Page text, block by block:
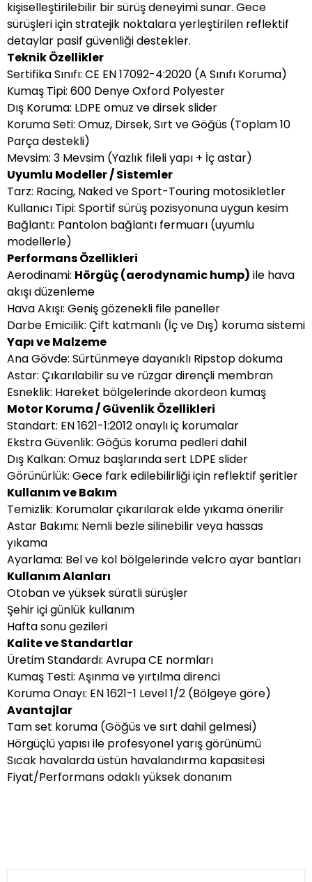
kişiselleştirilebilir bir sürüş deneyimi sunar. Gece
sürüşleri için stratejik noktalara yerleştirilen reflektif
detaylar pasif güvenliği destekler.
Teknik Özellikler
Sertifika Sınıfı: CE EN 17092-4:2020 (A Sınıfı Koruma)
Kumaş Tipi: 600 Denye Oxford Polyester
Dış Koruma: LDPE omuz ve dirsek slider
Koruma Seti: Omuz, Dirsek, Sırt ve Göğüs (Toplam 10
Parça destekli)
Mevsim: 3 Mevsim (Yazlık fileli yapı + İç astar)
Uyumlu Modeller / Sistemler
Tarz: Racing, Naked ve Sport-Touring motosikletler
Kullanıcı Tipi: Sportif sürüş pozisyonuna uygun kesim
Bağlantı: Pantolon bağlantı fermuarı (uyumlu
modellerle)
Performans Özellikleri
Aerodinami: Hörgüç (aerodynamic hump) ile hava
akışı düzenleme
Hava Akışı: Geniş gözenekli file paneller
Darbe Emicilik: Çift katmanlı (İç ve Dış) koruma sistemi
Yapı ve Malzeme
Ana Gövde: Sürtünmeye dayanıklı Ripstop dokuma
Astar: Çıkarılabilir su ve rüzgar dirençli membran
Esneklik: Hareket bölgelerinde akordeon kumaş
Motor Koruma / Güvenlik Özellikleri
Standart: EN 1621-1:2012 onaylı iç korumalar
Ekstra Güvenlik: Göğüs koruma pedleri dahil
Dış Kalkan: Omuz başlarında sert LDPE slider
Görünürlük: Gece fark edilebilirliği için reflektif şeritler
Kullanım ve Bakım
Temizlik: Korumalar çıkarılarak elde yıkama önerilir
Astar Bakımı: Nemli bezle silinebilir veya hassas
yıkama
Ayarlama: Bel ve kol bölgelerinde velcro ayar bantları
Kullanım Alanları
Otoban ve yüksek süratli sürüşler
Şehir içi günlük kullanım
Hafta sonu gezileri
Kalite ve Standartlar
Üretim Standardı: Avrupa CE normları
Kumaş Testi: Aşınma ve yırtılma direnci
Koruma Onayı: EN 1621-1 Level 1/2 (Bölgeye göre)
Avantajlar
Tam set koruma (Göğüs ve sırt dahil gelmesi)
Hörgüçlü yapısı ile profesyonel yarış görünümü
Sıcak havalarda üstün havalandırma kapasitesi
Fiyat/Performans odaklı yüksek donanım